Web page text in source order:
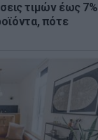
τιμών έως 7%
πότε